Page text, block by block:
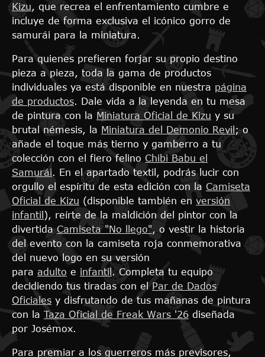
Kizu, que recrea el enfrentamiento cumbre e
incluye de forma exclusiva el icónico gorro de
samurái para la miniatura.
Para quienes prefieren forjar su propio destino
pieza a pieza, toda la gama de productos
individuales ya está disponible en nuestra página
de productos. Dale vida a la leyenda en tu mesa
de pintura con la Miniatura Oficial de Kizu y su
brutal némesis, la Miniatura del Demonio Revil; o
añade el toque más tierno y gamberro a tu
colección con el fiero felino Chibi Babu el
Samurái. En el apartado textil, podrás lucir con
orgullo el espíritu de esta edición con la Camiseta
Oficial de Kizu (disponible también en versión
infantil ), reírte de la maldición del pintor con la
divertidaCamiseta "No llego", o vestir la historia
del evento con la camiseta roja conmemorativa
del nuevo logo en su versión
para adulto e infantil. Completa tu equipo
decidiendo tus tiradas con elPar de Dados
Oficiales y disfrutando de tus mañanas de pintura
con la Taza Oficial de Freak Wars '26 diseñada
por Josémox.
Para premiar a los guerreros más previsores,